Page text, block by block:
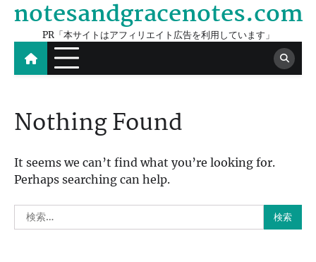
Skip
content
notesandgracenotes.com
PR「本サイトはアフィリエイト広告を利用しています」
Nothing Found
It seems we can’t find what you’re looking for.
Perhaps searching can help.
索: